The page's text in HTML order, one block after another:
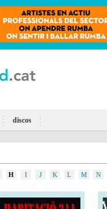
discos
H I J K L M N